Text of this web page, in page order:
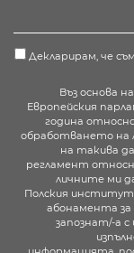
Декларирам, че
Въз основа
Европейския
година
обработването на
на такива
регламент
личните ми
Полския институт
абонамента
запознат/-а